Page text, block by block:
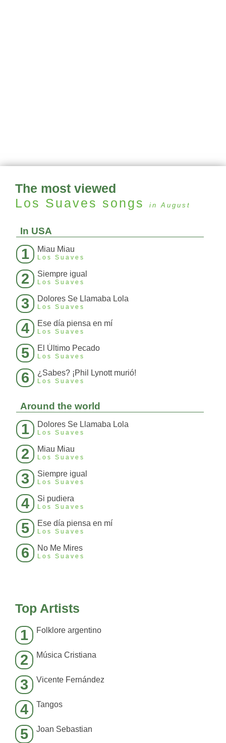
The most viewed
Los Suaves songs in August
In USA
1 Miau Miau
Los Suaves
2 Siempre igual
Los Suaves
3 Dolores Se Llamaba Lola
Los Suaves
4 Ese día piensa en mí
Los Suaves
5 El Último Pecado
Los Suaves
6 ¿Sabes? ¡Phil Lynott murió!
Los Suaves
Around the world
1 Dolores Se Llamaba Lola
Los Suaves
2 Miau Miau
Los Suaves
3 Siempre igual
Los Suaves
4 Si pudiera
Los Suaves
5 Ese día piensa en mí
Los Suaves
6 No Me Mires
Los Suaves
Top Artists
1 Folklore argentino
2 Música Cristiana
3 Vicente Fernández
4 Tangos
5 Joan Sebastian